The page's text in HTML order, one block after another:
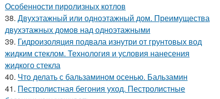
Особенности пиролизных котлов
38. Двухэтажный или одноэтажный дом. Преимущества
двухэтажных домов над одноэтажными
39. Гидроизоляция подвала изнутри от грунтовых вод
жидким стеклом. Технология и условия нанесения
жидкого стекла
40. Что делать с бальзамином осенью. Бальзамин
41. Пестролистная бегония уход. Пестролистные